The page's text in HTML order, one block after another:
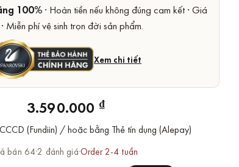
100%· Hoàn tiền nếu không đúng cam kết · Giá
Miễn phí vệ sinh trọn đời sản phẩm.
Xem chi tiết
3.590.000 ₫
(Fundiin) / hoặc bằng Thẻ tín dụng (Alepay)
bán 64·2 đánh giá·Order 2-4 tuần